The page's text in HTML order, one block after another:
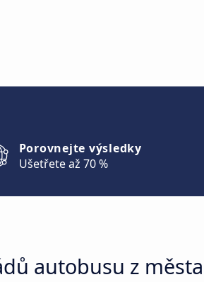
Porovnejte výsledky
Ušetřete až 70 %
autobusu z